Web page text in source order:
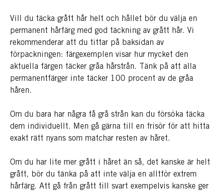
Vill du täcka grått hår helt och hållet bör du välja en
permanent hårfärg med god täckning av grått hår. Vi
rekommenderar att du tittar på baksidan av
förpackningen: färgexemplen visar hur mycket den
aktuella färgen täcker gråa hårstrån. Tänk på att alla
permanentfärger inte täcker 100 procent av de gråa
håren.
Om du bara har några få grå strån kan du försöka täcka
dem individuellt. Men gå gärna till en frisör för att hitta
exakt rätt nyans som matchar resten av håret.
Om du har lite mer grått i håret än så, det kanske är helt
grått, bör du tänka på att inte välja en alltför extrem
hårfärg. Att gå från grått till svart exempelvis kanske ger